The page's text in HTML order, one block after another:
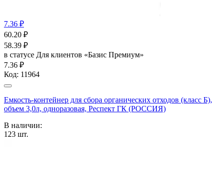
7.36 ₽
60.20 ₽
58.39 ₽
в статусе Для клиентов «Базис Премиум»
7.36 ₽
Код: 11964
Емкость-контейнер для сбора органических отходов (класс Б),
объем 3,0л, одноразовая, Респект ГК (РОССИЯ)
В наличии:
123 шт.